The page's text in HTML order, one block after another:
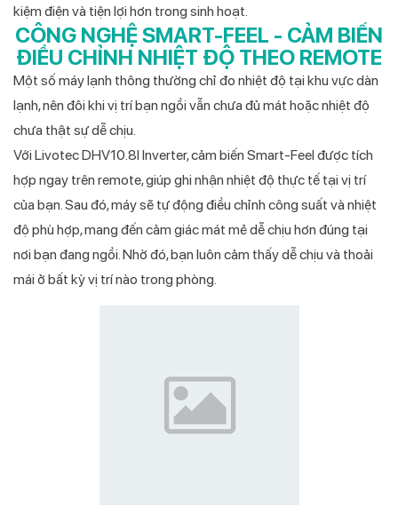
kiệm điện và tiện lợi hơn trong sinh hoạt.
CÔNG NGHỆ SMART-FEEL - CẢM BIẾN
ĐIỀU CHỈNH NHIỆT ĐỘ THEO REMOTE
Một số máy lạnh thông thường chỉ đo nhiệt độ tại khu vực dàn
lạnh, nên đôi khi vị trí bạn ngồi vẫn chưa đủ mát hoặc nhiệt độ
chưa thật sự dễ chịu.
Với Livotec DHV10.8I Inverter, cảm biến Smart-Feel được tích
hợp ngay trên remote, giúp ghi nhận nhiệt độ thực tế tại vị trí
của bạn. Sau đó, máy sẽ tự động điều chỉnh công suất và nhiệt
độ phù hợp, mang đến cảm giác mát mẻ dễ chịu hơn đúng tại
nơi bạn đang ngồi. Nhờ đó, bạn luôn cảm thấy dễ chịu và thoải
mái ở bất kỳ vị trí nào trong phòng.